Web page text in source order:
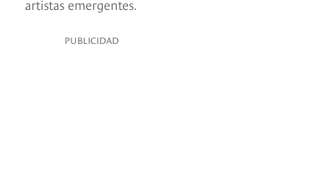
artistas emergentes.
PUBLICIDAD